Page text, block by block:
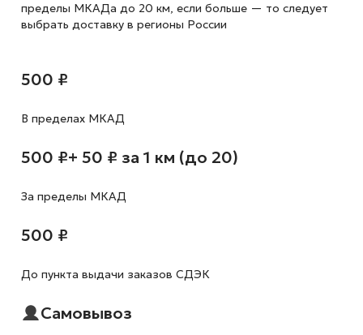
пределы МКАДа до 20 км, если больше — то следует
выбрать доставку в регионы России
500 ₽
В пределах МКАД
500 ₽+ 50 ₽ за 1 км (до 20)
За пределы МКАД
500 ₽
До пункта выдачи заказов СДЭК
Самовывоз